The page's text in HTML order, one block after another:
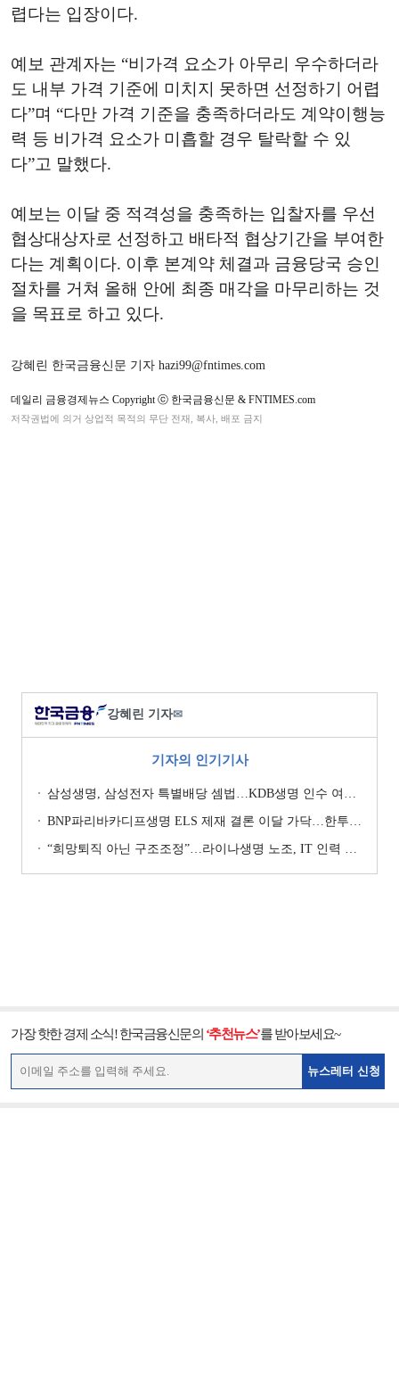
렵다는 입장이다.
예보 관계자는 “비가격 요소가 아무리 우수하더라
도 내부 가격 기준에 미치지 못하면 선정하기 어렵
다”며 “다만 가격 기준을 충족하더라도 계약이행능
력 등 비가격 요소가 미흡할 경우 탈락할 수 있
다”고 말했다.
예보는 이달 중 적격성을 충족하는 입찰자를 우선
협상대상자로 선정하고 배타적 협상기간을 부여한
다는 계획이다. 이후 본계약 체결과 금융당국 승인
절차를 거쳐 올해 안에 최종 매각을 마무리하는 것
을 목표로 하고 있다.
강혜린 한국금융신문 기자 hazi99@fntimes.com
데일리 금융경제뉴스 Copyright ⓒ 한국금융신문 & FNTIMES.com
저작권법에 의거 상업적 목적의 무단 전재, 복사, 배포 금지
강혜린 기자✉
기자의 인기기사
삼성생명, 삼성전자 특별배당 셈법…KDB생명 인수 여력 주목 [매각 7수생 KDB생명]
BNP파리바카디프생명 ELS 제재 결론 이달 가닥…한투지주 인수 가능성은 [보험사 M&A 점검]
“희망퇴직 아닌 구조조정”…라이나생명 노조, IT 인력 재편에 반발 집회 [막 오른 금융권 하투(夏鬪)]
가장 핫한 경제 소식! 한국금융신문의 ‘추천뉴스’를 받아보세요~
뉴스레터 신청